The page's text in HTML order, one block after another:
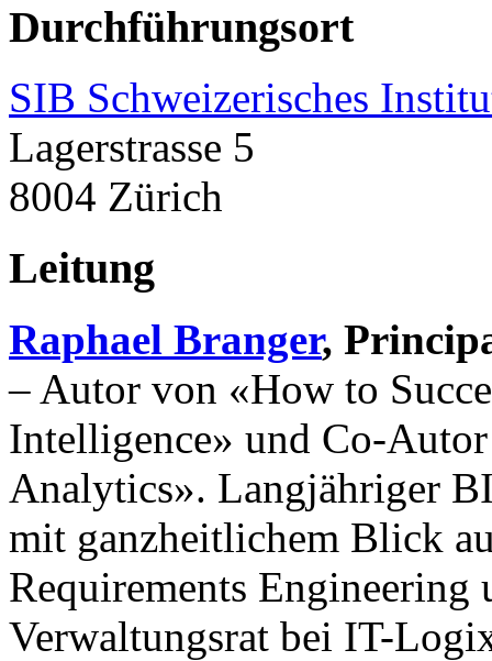
Durchführungsort
SIB Schweizerisches
Lagerstrasse 5
8004 Zürich
Leitung
Raphael Branger,
– Autor von «How to
Intelligence» und Co-
Analytics». Langjähriger
mit ganzheitlichem Blick
Requirements Engineering
Verwaltungsrat bei IT-